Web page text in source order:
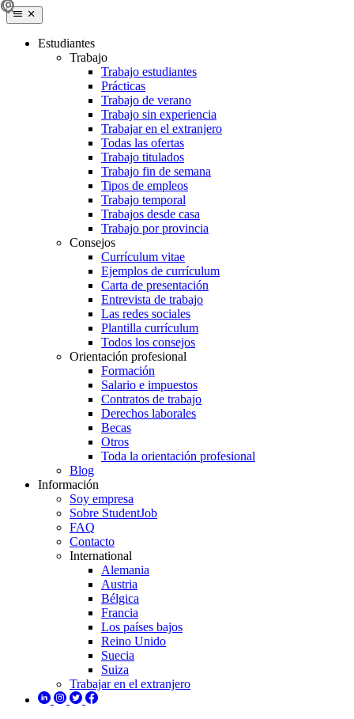
Estudiantes
Trabajo
Trabajo estudiantes
Prácticas
Trabajo de verano
Trabajo sin experiencia
Trabajar en el extranjero
Todas las ofertas
Trabajo titulados
Trabajo fin de semana
Tipos de empleos
Trabajo temporal
Trabajos desde casa
Trabajo por provincia
Consejos
Currículum vitae
Ejemplos de currículum
Carta de presentación
Entrevista de trabajo
Las redes sociales
Plantilla currículum
Todos los consejos
Orientación profesional
Formación
Salario e impuestos
Contratos de trabajo
Derechos laborales
Becas
Otros
Toda la orientación profesional
Blog
Información
Soy empresa
Sobre StudentJob
FAQ
Contacto
International
Alemania
Austria
Bélgica
Francia
Los países bajos
Reino Unido
Suecia
Suiza
Trabajar en el extranjero